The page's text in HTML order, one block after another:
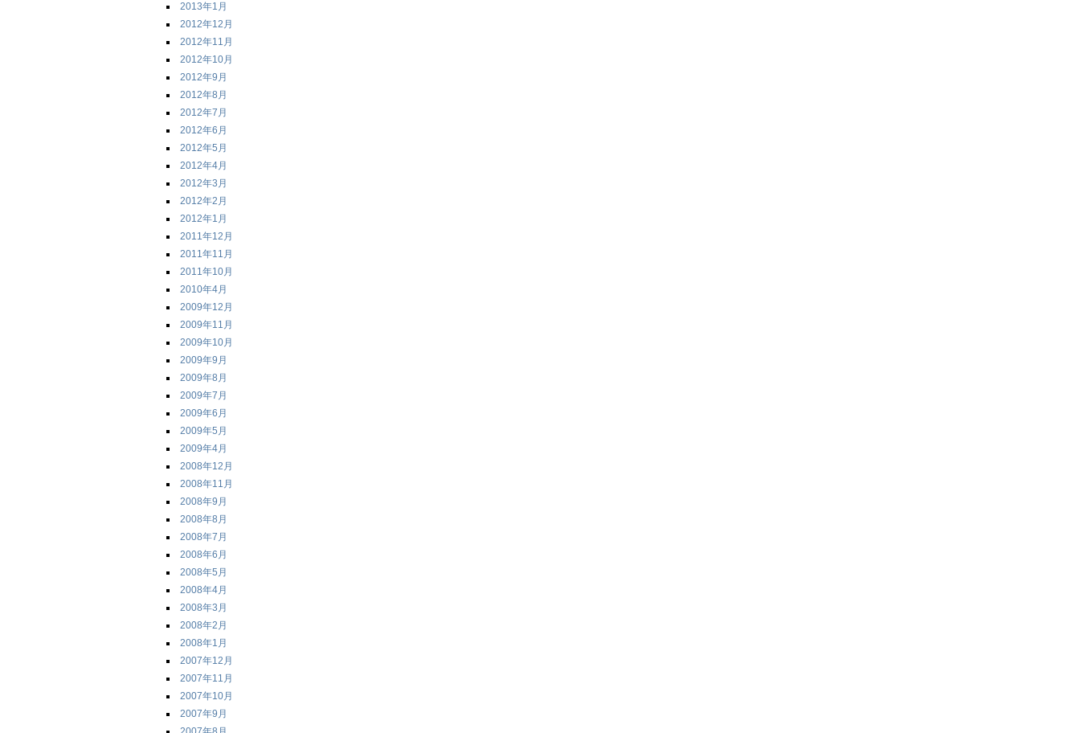
2013年1月
2012年12月
2012年11月
2012年10月
2012年9月
2012年8月
2012年7月
2012年6月
2012年5月
2012年4月
2012年3月
2012年2月
2012年1月
2011年12月
2011年11月
2011年10月
2010年4月
2009年12月
2009年11月
2009年10月
2009年9月
2009年8月
2009年7月
2009年6月
2009年5月
2009年4月
2008年12月
2008年11月
2008年9月
2008年8月
2008年7月
2008年6月
2008年5月
2008年4月
2008年3月
2008年2月
2008年1月
2007年12月
2007年11月
2007年10月
2007年9月